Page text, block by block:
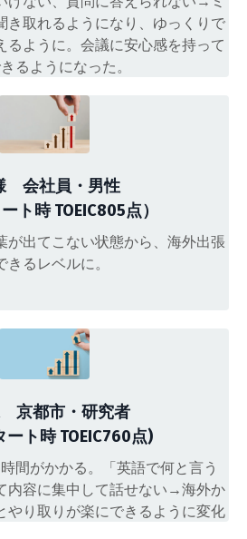
き取れるようになり、ゆっくりで
るように。会議に安心感を持って
るようになった。
会社員・男性
ト時 TOEIC805点）
が出てこない状態から、海外出張
きるレベルに。
京都市・研究者
ート時 TOEIC760点)
間がかかる。「英語で何と言う
内容に集中して話せない→海外か
やり取りが楽にできるように変化